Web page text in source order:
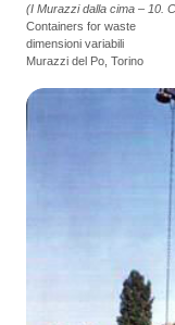
(I Murazzi dalla cima – 10.
Containers for waste
dimensioni variabili
Murazzi del Po, Torino